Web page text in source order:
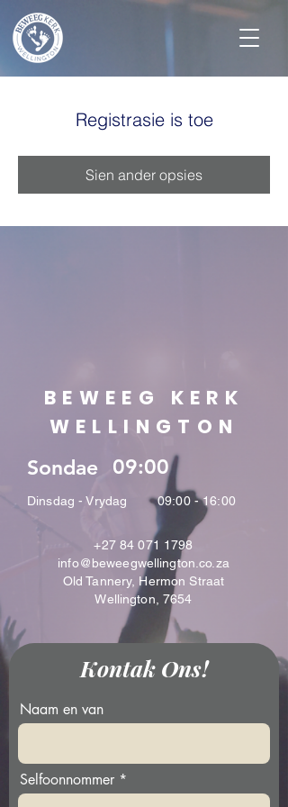
Registrasie is toe
Sien ander opsies
BEWEEG KERK
WELLINGTON
Sondae 09:00
Dinsdag - Vrydag 09:00 - 16:00
+27 84 071 1798
info@beweegwellington.co.za
Old Tannery, Hermon Straat
Wellington, 7654
Kontak Ons!
Naam en van
Selfoonnommer